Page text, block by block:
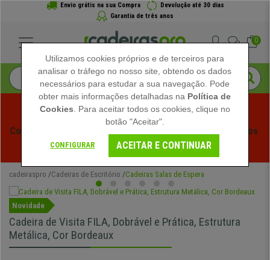
Envio grátis na sua Compra
Devolução até 30 dias
Garantia de três anos
0
Começam os Saldos de Verão em Cadeiraspro! Descontos
Exclusivos por Tempo Limitado - Ver Promoção
cadeiraspro Cadeiras de Escritório Cadeiras Salas de Espera
Novidade
Cadeira de Visita FILA, Dobrável e Prática, Estrutura
Metálica, Cor Bordeaux
Utilizamos cookies próprios e de terceiros para
analisar o tráfego no nosso site, obtendo os dados
necessários para estudar a sua navegação. Pode
obter mais informações detalhadas na Política de
Cookies . Para aceitar todos os cookies, clique no
botão "Aceitar".
CONFIGURAR ACEITAR E CONTINUAR